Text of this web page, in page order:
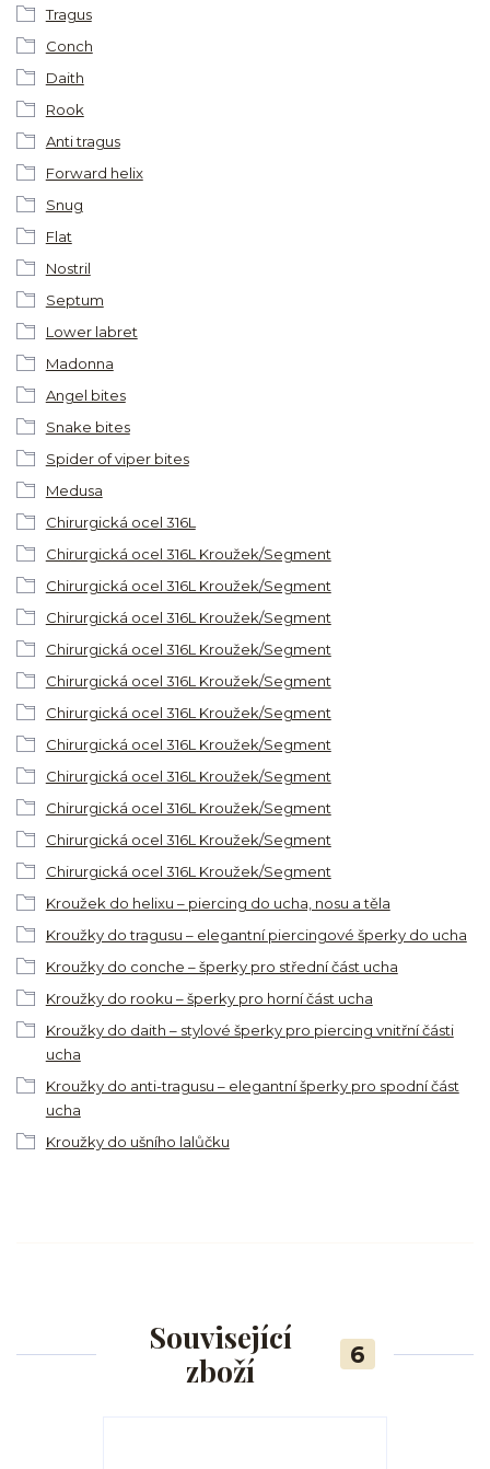
Tragus
Conch
Daith
Rook
Anti tragus
Forward helix
Snug
Flat
Nostril
Septum
Lower labret
Madonna
Angel bites
Snake bites
Spider of viper bites
Medusa
Chirurgická ocel 316L
Chirurgická ocel 316L Kroužek/Segment
Chirurgická ocel 316L Kroužek/Segment
Chirurgická ocel 316L Kroužek/Segment
Chirurgická ocel 316L Kroužek/Segment
Chirurgická ocel 316L Kroužek/Segment
Chirurgická ocel 316L Kroužek/Segment
Chirurgická ocel 316L Kroužek/Segment
Chirurgická ocel 316L Kroužek/Segment
Chirurgická ocel 316L Kroužek/Segment
Chirurgická ocel 316L Kroužek/Segment
Chirurgická ocel 316L Kroužek/Segment
Kroužek do helixu – piercing do ucha, nosu a těla
Kroužky do tragusu – elegantní piercingové šperky do ucha
Kroužky do conche – šperky pro střední část ucha
Kroužky do rooku – šperky pro horní část ucha
Kroužky do daith – stylové šperky pro piercing vnitřní části
ucha
Kroužky do anti-tragusu – elegantní šperky pro spodní část
ucha
Kroužky do ušního lalůčku
Související
zboží
6